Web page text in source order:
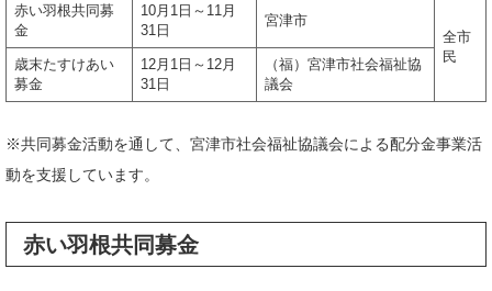
赤い羽根共同募
金
10月1日～11月
31日
宮津市
全市
民
歳末たすけあい
募金
12月1日～12月
31日
（福）宮津市社会福祉協
議会
※共同募金活動を通して、宮津市社会福祉協議会による配分金事業活
動を支援しています。
赤い羽根共同募金